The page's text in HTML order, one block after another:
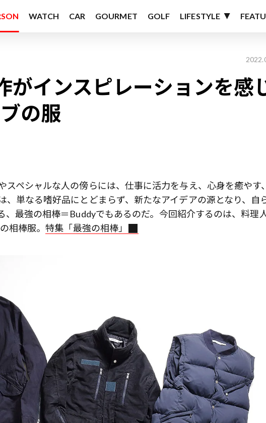
WATCH CAR GOURMET GOLF LIFESTYLE
がインスピレーションを感
の服
スペシャルな人の傍らには、仕事に活力を与え、心身を癒やす
、単なる嗜好品にとどまらず、新たなアイデアの源となり、自
、最強の相棒＝Buddyでもあるのだ。今回紹介するのは、料理
相棒服。特集「最強の相棒」